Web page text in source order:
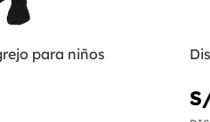
para niños